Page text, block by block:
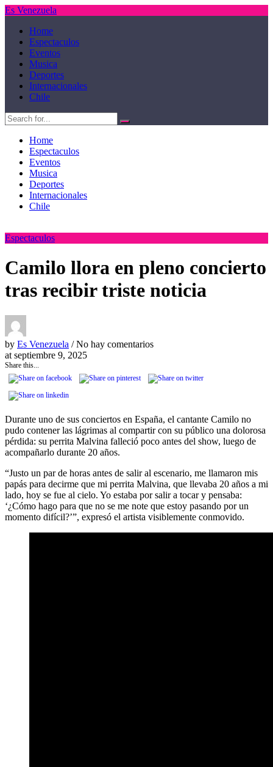
Es Venezuela
Home
Espectaculos
Eventos
Musica
Deportes
Internacionales
Chile
Home
Espectaculos
Eventos
Musica
Deportes
Internacionales
Chile
Espectaculos
Camilo llora en pleno concierto
tras recibir triste noticia
by Es Venezuela / No hay comentarios
at septiembre 9, 2025
Share this...
Durante uno de sus conciertos en España, el cantante Camilo no
pudo contener las lágrimas al compartir con su público una dolorosa
pérdida: su perrita Malvina falleció poco antes del show, luego de
acompañarlo durante 20 años.
“Justo un par de horas antes de salir al escenario, me llamaron mis
papás para decirme que mi perrita Malvina, que llevaba 20 años a mi
lado, hoy se fue al cielo. Yo estaba por salir a tocar y pensaba:
‘¿Cómo hago para que no se me note que estoy pasando por un
momento difícil?’”, expresó el artista visiblemente conmovido.